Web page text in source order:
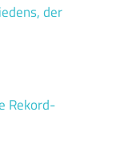
der
Rekord-